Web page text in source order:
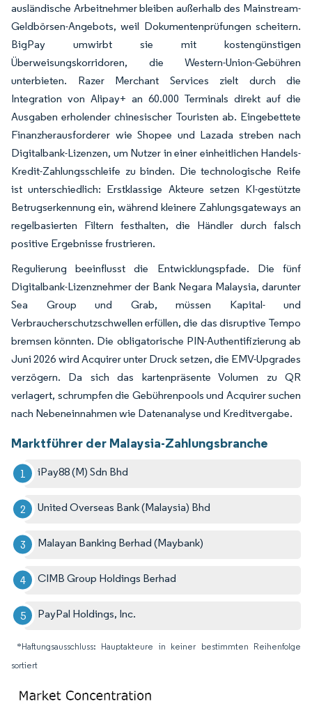
ausländische Arbeitnehmer bleiben außerhalb des Mainstream-
Geldbörsen-Angebots, weil Dokumentenprüfungen scheitern.
BigPay umwirbt sie mit kostengünstigen
Überweisungskorridoren, die Western-Union-Gebühren
unterbieten. Razer Merchant Services zielt durch die
Integration von Alipay+ an 60.000 Terminals direkt auf die
Ausgaben erholender chinesischer Touristen ab. Eingebettete
Finanzherausforderer wie Shopee und Lazada streben nach
Digitalbank-Lizenzen, um Nutzer in einer einheitlichen Handels-
Kredit-Zahlungsschleife zu binden. Die technologische Reife
ist unterschiedlich: Erstklassige Akteure setzen KI-gestützte
Betrugserkennung ein, während kleinere Zahlungsgateways an
regelbasierten Filtern festhalten, die Händler durch falsch
positive Ergebnisse frustrieren.
Regulierung beeinflusst die Entwicklungspfade. Die fünf
Digitalbank-Lizenznehmer der Bank Negara Malaysia, darunter
Sea Group und Grab, müssen Kapital- und
Verbraucherschutzschwellen erfüllen, die das disruptive Tempo
bremsen könnten. Die obligatorische PIN-Authentifizierung ab
Juni 2026 wird Acquirer unter Druck setzen, die EMV-Upgrades
verzögern. Da sich das kartenpräsente Volumen zu QR
verlagert, schrumpfen die Gebührenpools und Acquirer suchen
nach Nebeneinnahmen wie Datenanalyse und Kreditvergabe.
Marktführer der Malaysia-Zahlungsbranche
iPay88 (M) Sdn Bhd
United Overseas Bank (Malaysia) Bhd
Malayan Banking Berhad (Maybank)
CIMB Group Holdings Berhad
PayPal Holdings, Inc.
*Haftungsausschluss: Hauptakteure in keiner bestimmten Reihenfolge
sortiert